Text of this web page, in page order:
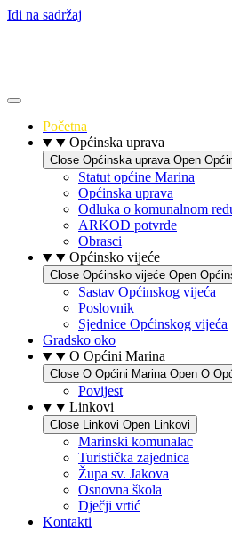
Idi na sadržaj
Početna
Općinska uprava
Close Općinska uprava Open
Statut općine Marina
Općinska uprava
Odluka o komunalnom
ARKOD potvrde
Obrasci
Općinsko vijeće
Close Općinsko vijeće Open
Sastav Općinskog vijeća
Poslovnik
Sjednice Općinskog vijeća
Gradsko oko
O Općini Marina
Close O Općini Marina Open O
Povijest
Linkovi
Close Linkovi Open Linkovi
Marinski komunalac
Turistička zajednica
Župa sv. Jakova
Osnovna škola
Dječji vrtić
Kontakti